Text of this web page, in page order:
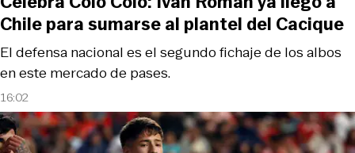
16:02
El defensa nacional es el segundo fichaje de los albos
en este mercado de pases.
Chile para sumarse al plantel del Cacique